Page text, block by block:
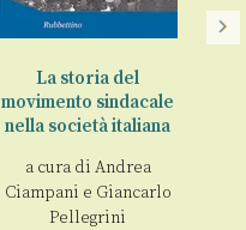
La storia del
movimento sindacale
nella società italiana
a cura di Andrea
Ciampani e Giancarlo
Pellegrini